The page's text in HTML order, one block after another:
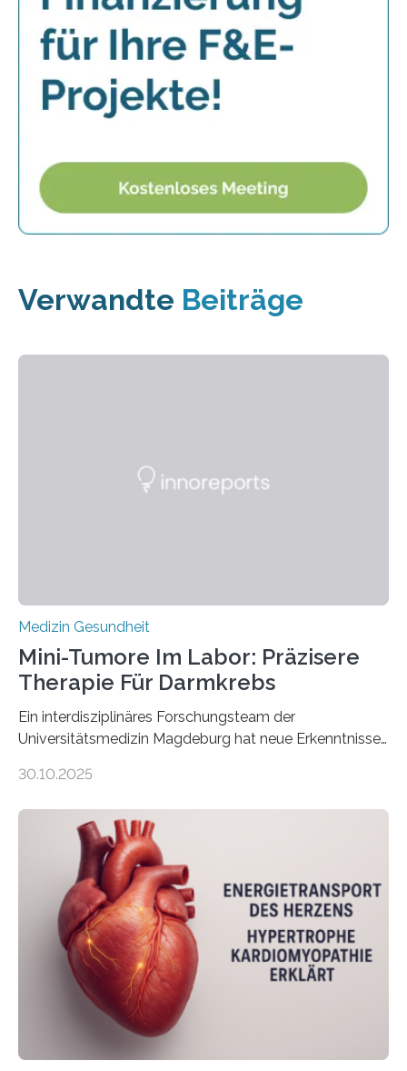
Verwandte Beiträge
Medizin Gesundheit
Mini-Tumore Im Labor: Präzisere
Therapie Für Darmkrebs
Ein interdisziplinäres Forschungsteam der
Universitätsmedizin Magdeburg hat neue Erkenntnisse
behandelt werden kann. In ihrer aktuellen Studie,
Oncology, zeigen die Forschenden, dass Mini-Tumore
aus Gewebe von Patientinnen und Patienten –
sogenannte Organoide – genutzt werden können, um
vorab zu prüfen, welche Medikamente am besten
wirken. Dabei wurde ein Eiweiß identifiziert, das künftig
als Biomarker für die Wahl der passenden Therapie
dienen könnte. Darmkrebs zählt weltweit zu den
häufigsten Krebsarten und stellt…
30.10.2025